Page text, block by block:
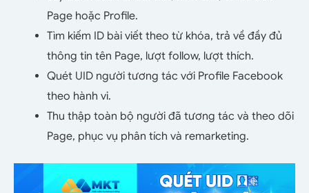
Page hoặc Profile.
Tìm kiếm ID bài viết theo từ khóa, trả về đầy đủ
thông tin tên Page, lượt follow, lượt thích.
Quét UID người tương tác với Profile Facebook
theo hành vi.
Thu thập toàn bộ người đã tương tác và theo dõi
Page, phục vụ phân tích và remarketing.